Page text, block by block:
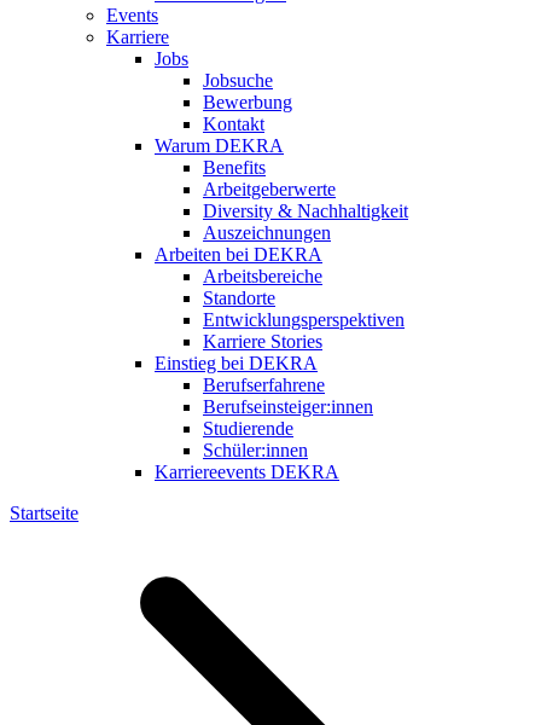
Events
Karriere
Jobs
Jobsuche
Bewerbung
Kontakt
Warum DEKRA
Benefits
Arbeitgeberwerte
Diversity & Nachhaltigkeit
Auszeichnungen
Arbeiten bei DEKRA
Arbeitsbereiche
Standorte
Entwicklungsperspektiven
Karriere Stories
Einstieg bei DEKRA
Berufserfahrene
Berufseinsteiger:innen
Studierende
Schüler:innen
Karriereevents DEKRA
Startseite